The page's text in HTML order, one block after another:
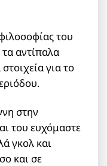
του
αντίπαλα
για το
στην
του ευχόμαστε
γκολ και
και σε